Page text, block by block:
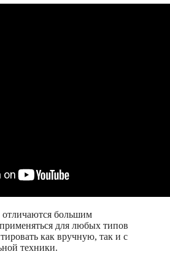
большим
для любых типов
как вручную, так и с
техники.